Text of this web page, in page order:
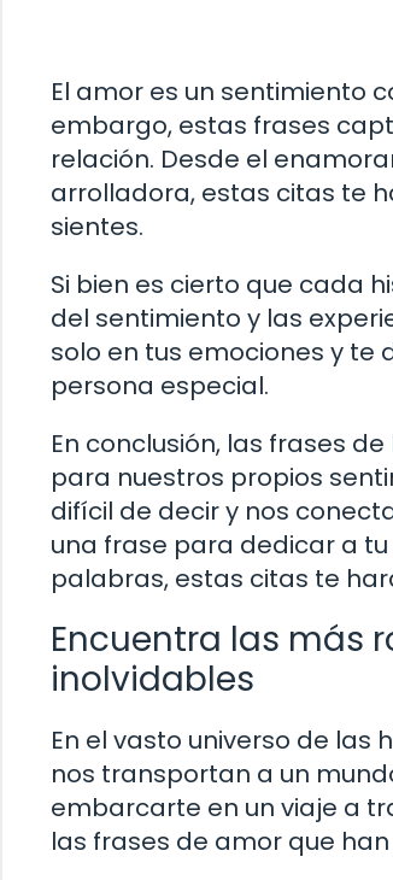
El amor es un sentimiento
embargo, estas frases
relación. Desde el
arrolladora, estas citas te
sientes.
Si bien es cierto que cada
del sentimiento y las
solo en tus emociones y
persona especial.
En conclusión, las frases
para nuestros propios
difícil de decir y nos
una frase para dedicar a
palabras, estas citas te
Encuentra las más
inolvidables
En el vasto universo de las
nos transportan a un
embarcarte en un viaje a
las frases de amor que